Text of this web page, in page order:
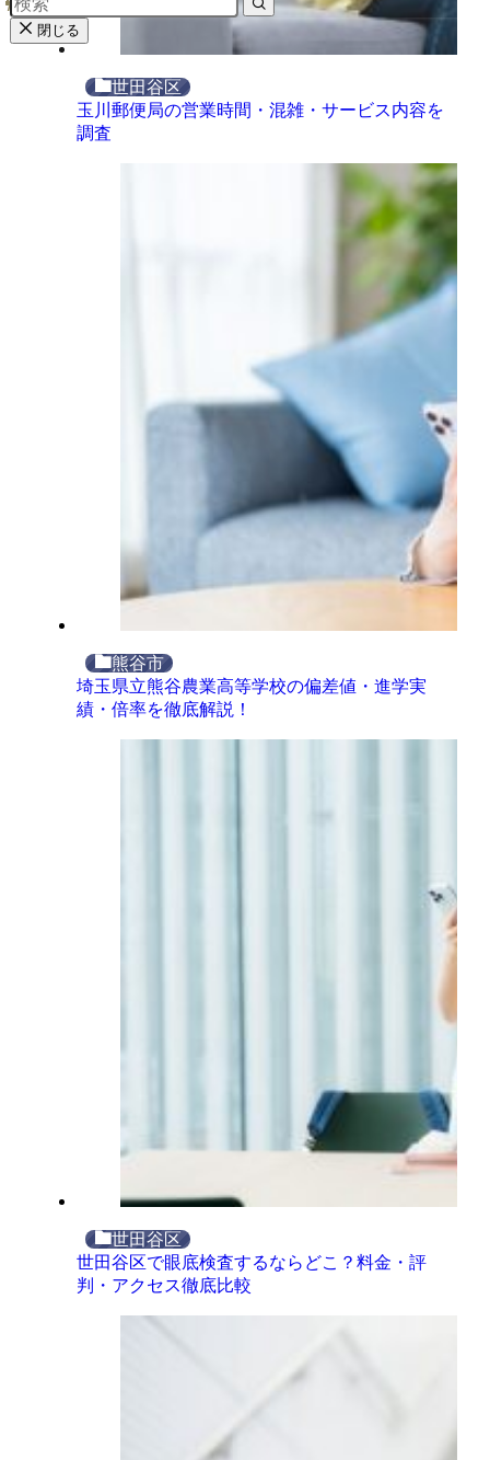
世田谷区
玉川郵便局の営業時間・混雑・サービス内容を
調査
熊谷市
埼玉県立熊谷農業高等学校の偏差値・進学実
績・倍率を徹底解説！
世田谷区
世田谷区で眼底検査するならどこ？料金・評
判・アクセス徹底比較
閉じる